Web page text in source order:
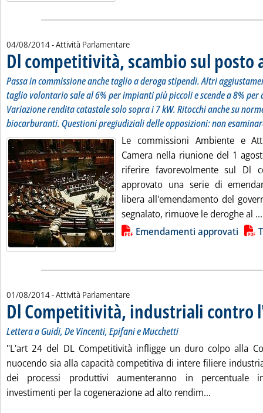
04/08/2014- Attività Parlamentare
Dl competitività, scambio sul posto
Passa in commissione anche taglio a deroga stipendi. Altri
taglio volontario sale al 6% per impianti più piccoli e scende a 8%
Variazione rendita catastale solo sopra i 7 kW. Ritocchi anche su
biocarburanti. Questioni pregiudiziali delle opposizioni: non
Le commissioni Ambiente e
Camera nella riunione del 1
riferire favorevolmente sul Dl
approvato una serie di
libera all'emendamento del
segnalato, rimuove le deroghe al ...
Lista allegati PDF alla notiziaEmendamenti approvati
01/08/2014- Attività Parlamentare
Dl Competitività, industriali contro
Lettera a Guidi, De Vincenti, Epifani e Mucchetti
"L'art 24 del DL Competitività infligge un duro colpo alla
nuocendo sia alla capacità competitiva di intere filiere
dei processi produttivi aumenteranno in percentuale
investimenti per la cogenerazione ad alto rendim...